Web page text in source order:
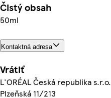
Čistý obsah
50ml
Kontaktná adresa
Vrátiť
L'ORÉAL Česká republika s.r.o.
Plzeňská 11/213